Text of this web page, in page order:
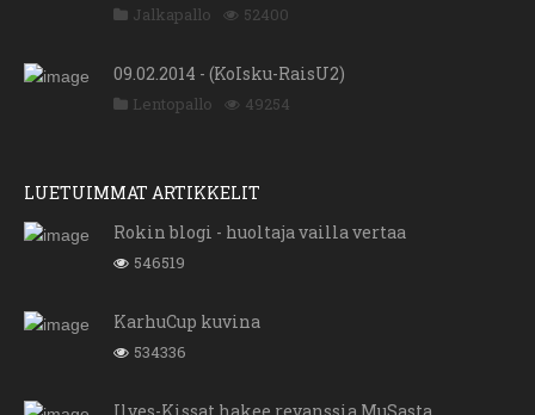
Jalkapallo 52400
09.02.2014 - (KoIsku-RaisU2)
Lentopallo 49254
LUETUIMMAT ARTIKKELIT
Rokin blogi - huoltaja vailla vertaa
546519
KarhuCup kuvina
534336